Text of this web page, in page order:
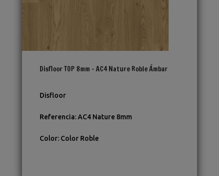
Disfloor TOP 8mm – AC4 Nature Roble Ámbar
Disfloor
Referencia:AC4 Nature 8mm
Color: Color Roble